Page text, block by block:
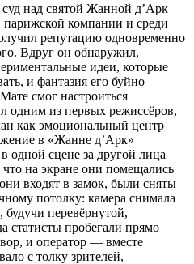
над святой Жанной д’Арк
компании и среди
репутацию одновременно
Вдруг он обнаружил,
идеи, которые
и фантазия его буйно
смог настроиться
одним из первых режиссёров,
как эмоциональный центр
в «Жанне д’Арк»
одной сцене за другой лица
на экране они помещались
входят в замок, были сняты
потолку: камера снимала
перевёрнутой,
статисты пробегали прямо
и оператор — вместе
с толку зрителей,